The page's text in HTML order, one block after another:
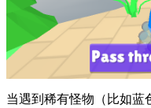
当遇到稀有怪物（比如蓝